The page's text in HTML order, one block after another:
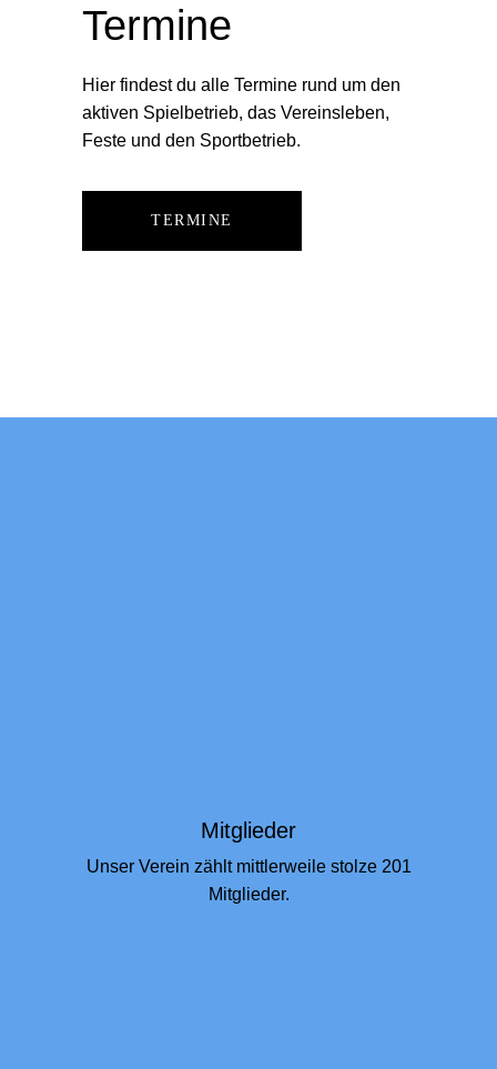
Termine
Hier findest du alle Termine rund um den
aktiven Spielbetrieb, das Vereinsleben,
Feste und den Sportbetrieb.
TERMINE
Mitglieder
Unser Verein zählt mittlerweile stolze 201
Mitglieder.